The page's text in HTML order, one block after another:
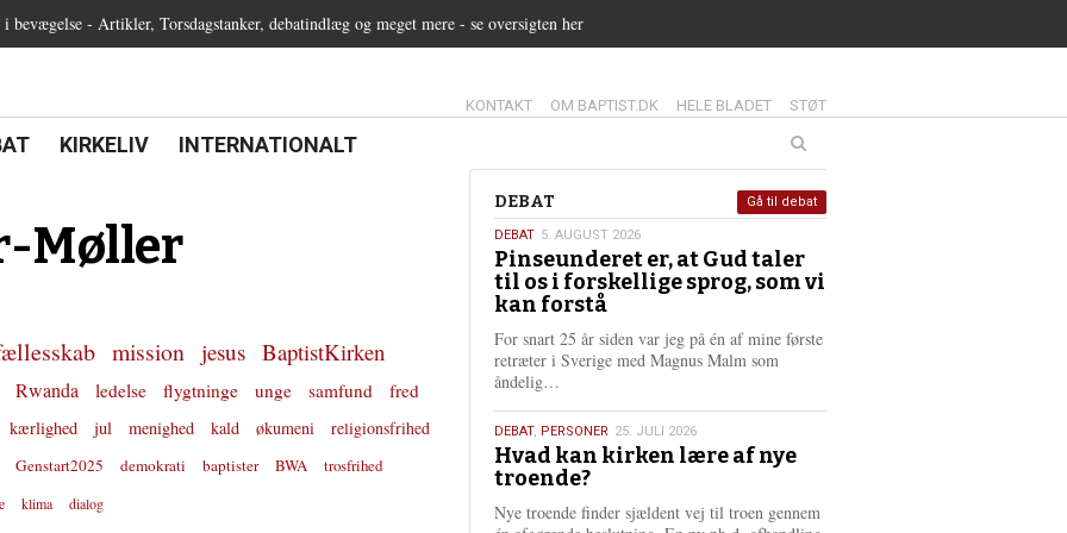
bevægelse - Artikler, Torsdagstanker, debatindlæg og meget mere - se oversigten her
13.0:
KONTAKT 14.0:
OM BAPTIST.DK 15.0:
HELE BLADET 16.0:
STØT
21.0:
KIRKELIV 22.0:
INTERNATIONALT
Møller
mission jesus BaptistKirken
Rwanda ledelse flygtninge unge samfund
fred
kærlighed jul menighed kald økumeni
religionsfrihed
Genstart2025 demokrati baptister BWA
trosfrihed
klima dialog
Debat
DEBAT
5.
august
2026
DEBAT 5. AUGUST 2026
Pinseunderet er, at Gud taler
til os i forskellige sprog, som vi
kan forstå
For snart 25 år siden var jeg på én af mine første
retræter i Sverige med Magnus Malm som
åndelig…
s
m
e
r
e
25.
juli
2026
DEBAT, PERSONER 25. JULI 2026
Hvad kan kirken lære af nye
troende?
Nye troende finder sjældent vej til troen gennem
Gå til debat